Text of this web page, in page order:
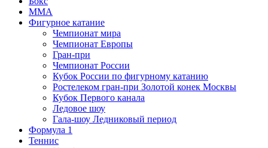
MMA
Фигурное катание
Чемпионат мира
Чемпионат Европы
Гран-при
Чемпионат России
Кубок России по фигурному катанию
Ростелеком гран-при Золотой конек Москвы
Кубок Первого канала
Ледовое шоу
Гала-шоу Ледниковый период
Формула 1
Теннис